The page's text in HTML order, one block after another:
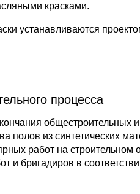
красками.
устанавливаются
процесса
общестроительных
полов из синтетических
работ на строительном
и бригадиров в